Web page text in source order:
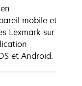
mobile et
Lexmark sur
et Android.